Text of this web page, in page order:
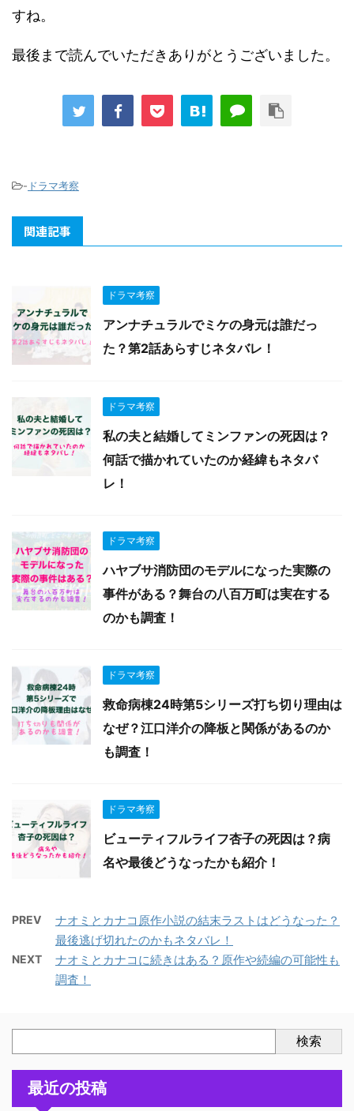
すね。
最後まで読んでいただきありがとうございました。
- ドラマ考察
関連記事
ドラマ考察
アンナチュラルでミケの身元は誰だっ
た？第2話あらすじネタバレ！
ドラマ考察
私の夫と結婚してミンファンの死因は？
何話で描かれていたのか経緯もネタバ
レ！
ドラマ考察
ハヤブサ消防団のモデルになった実際の
事件がある？舞台の八百万町は実在する
のかも調査！
ドラマ考察
救命病棟24時第5シリーズ打ち切り理由は
なぜ？江口洋介の降板と関係があるのか
も調査！
ドラマ考察
ビューティフルライフ杏子の死因は？病
名や最後どうなったかも紹介！
PREV
ナオミとカナコ原作小説の結末ラストはどうなった？
最後逃げ切れたのかもネタバレ！
NEXT
ナオミとカナコに続きはある？原作や続編の可能性も
調査！
検索
最近の投稿